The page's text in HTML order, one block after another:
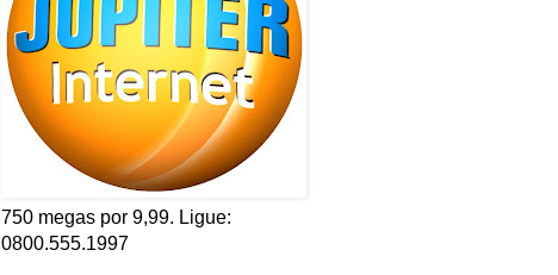
750 megas por 9,99. Ligue:
0800.555.1997